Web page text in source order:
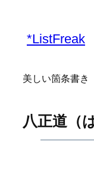
*ListFreak
美しい箇条書き
八正道（